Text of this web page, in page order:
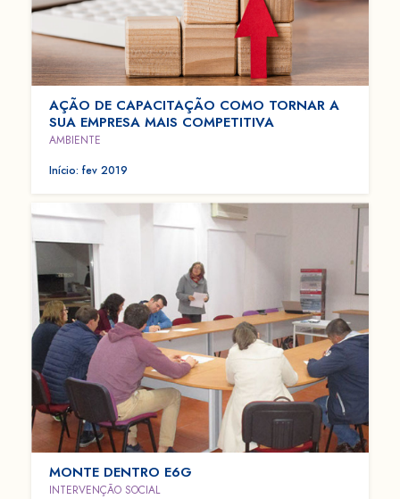
AÇÃO DE CAPACITAÇÃO COMO TORNAR A
SUA EMPRESA MAIS COMPETITIVA
AMBIENTE
Início: fev 2019
MONTE DENTRO E6G
INTERVENÇÃO SOCIAL